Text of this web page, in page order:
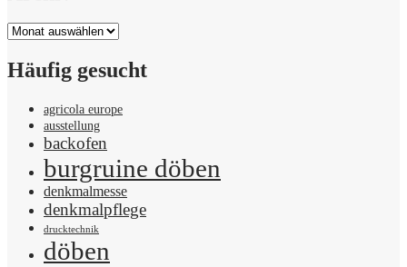
Archiv
Häufig gesucht
agricola europe
ausstellung
backofen
burgruine döben
denkmalmesse
denkmalpflege
drucktechnik
döben